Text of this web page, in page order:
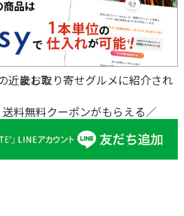
料無料クーポンがもらえる／